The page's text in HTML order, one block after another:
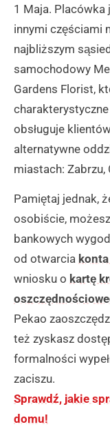
1 Maja.
innymi częściami
najbliższym
samochodowy
Gardens Florist,
obsługuje
alternatywne
miastach: Zabrzu,
Pamiętaj jednak,
osobiście,
bankowych
od otwarcia
wniosku o kartę
Pekao
też zyskasz
formalności
zaciszu.
Sprawdź, jakie
domu!